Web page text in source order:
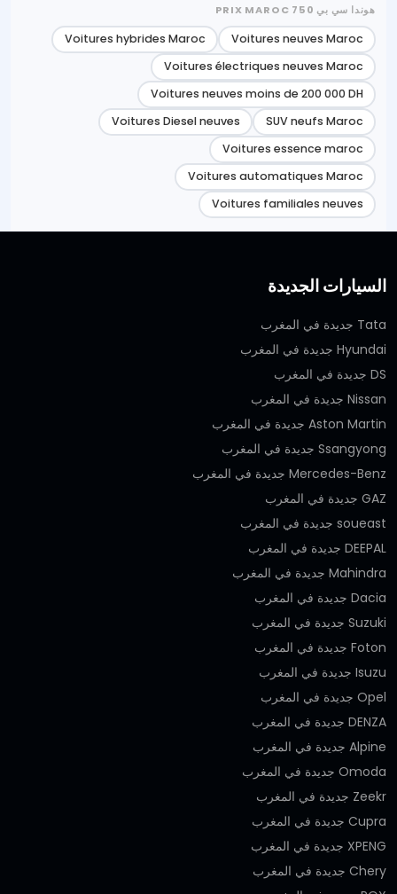
هوندا سي بي 750 PRIX MAROC
Voitures neuves Maroc
Voitures hybrides Maroc
Voitures électriques neuves Maroc
Voitures neuves moins de 200 000 DH
SUV neufs Maroc
Voitures Diesel neuves
Voitures essence maroc
Voitures automatiques Maroc
Voitures familiales neuves
السيارات الجديدة
Tata جديدة في المغرب
Hyundai جديدة في المغرب
DS جديدة في المغرب
Nissan جديدة في المغرب
Aston Martin جديدة في المغرب
Ssangyong جديدة في المغرب
Mercedes-Benz جديدة في المغرب
GAZ جديدة في المغرب
soueast جديدة في المغرب
DEEPAL جديدة في المغرب
Mahindra جديدة في المغرب
Dacia جديدة في المغرب
Suzuki جديدة في المغرب
Foton جديدة في المغرب
Isuzu جديدة في المغرب
Opel جديدة في المغرب
DENZA جديدة في المغرب
Alpine جديدة في المغرب
Omoda جديدة في المغرب
Zeekr جديدة في المغرب
Cupra جديدة في المغرب
XPENG جديدة في المغرب
Chery جديدة في المغرب